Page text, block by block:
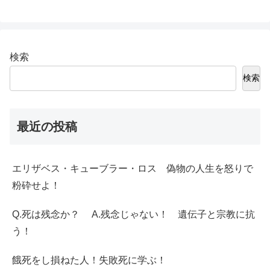
検索
検索
最近の投稿
エリザベス・キューブラー・ロス 偽物の人生を怒りで
粉砕せよ！
Q.死は残念か？ A.残念じゃない！ 遺伝子と宗教に抗
う！
餓死をし損ねた人！失敗死に学ぶ！